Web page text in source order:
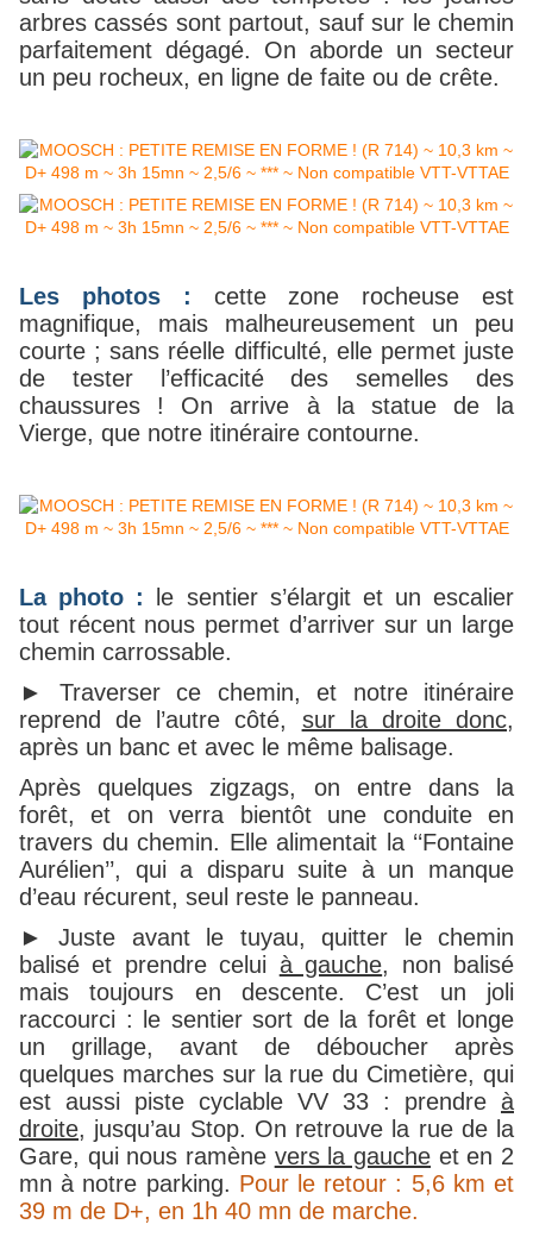
arbres cassés sont partout, sauf sur le chemin
parfaitement dégagé. On aborde un secteur
un peu rocheux, en ligne de faite ou de crête.
Les photos : cette zone rocheuse est
magnifique, mais malheureusement un peu
courte ; sans réelle difficulté, elle permet juste
de tester l’efficacité des semelles des
chaussures ! On arrive à la statue de la
Vierge, que notre itinéraire contourne.
La photo :
le sentier s’élargit et un escalier
tout récent nous permet d’arriver sur un large
chemin carrossable.
► Traverser ce chemin, et notre itinéraire
reprend de l’autre côté, sur la droite donc,
après un banc et avec le même balisage.
Après quelques zigzags, on entre dans la
forêt, et on verra bientôt une conduite en
travers du chemin. Elle alimentait la ‘‘Fontaine
Aurélien’’, qui a disparu suite à un manque
d’eau récurent, seul reste le panneau.
► Juste avant le tuyau, quitter le chemin
balisé et prendre celui à gauche, non balisé
mais toujours en descente. C’est un joli
raccourci : le sentier sort de la forêt et longe
un grillage, avant de déboucher après
quelques marches sur la rue du Cimetière, qui
est aussi piste cyclable VV 33 : prendre à
droite, jusqu’au Stop. On retrouve la rue de la
Gare, qui nous ramène vers la gauche et en 2
mn à notre parking. Pour le retour : 5,6 km et
39 m de D+, en 1h 40 mn de marche.